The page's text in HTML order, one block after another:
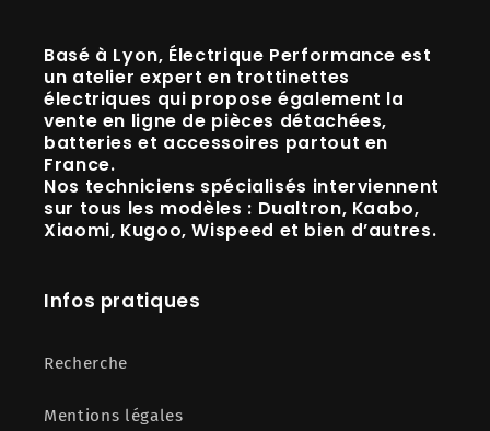
Basé à Lyon, Électrique Performance est
un atelier expert en trottinettes
électriques qui propose également la
vente en ligne de pièces détachées,
batteries et accessoires partout en
France.
Nos techniciens spécialisés interviennent
sur tous les modèles : Dualtron, Kaabo,
Xiaomi, Kugoo, Wispeed et bien d’autres.
Infos pratiques
Recherche
Mentions légales